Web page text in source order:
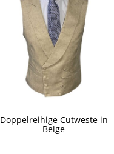
Doppelreihige Cutweste in
Beige